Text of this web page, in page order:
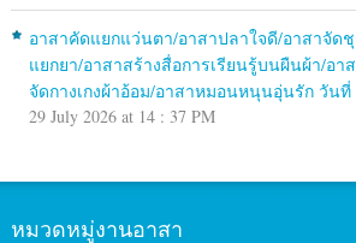
อาสาคัดแยกแว่นตา/อาสาปลาใจดี/อาสาจัด
แยกยา/อาสาสร้างสื่อการเรียนรู้บนผืนผ้า/อ
จัดกางเกงผ้าอ้อม/อาสาหมอนหนุนอุ่นรัก วันที่
29 July 2026 at 14 : 37 PM
หมวดหมู่งานอาสา